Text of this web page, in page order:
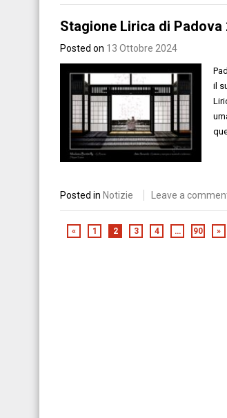
Stagione Lirica di
Posted on 13 Ottobre 2024
il
Posted in Notizie Leave a
« 1 2 3 4 … 90 »